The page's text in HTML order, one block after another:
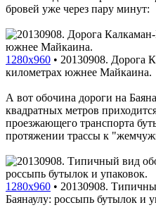
бровей уже через пару минут:
1280x960 • 20130908. Дорога
километрах южнее Майкаина.
А вот обочина дороги на
квадратных метров
проезжающего транспорта
протяжении трассы к
1280x960 • 20130908.
Баянаулу: россыпь бутылок и